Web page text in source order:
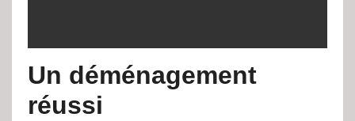
Un déménagement
réussi